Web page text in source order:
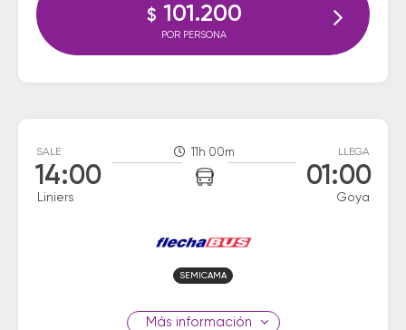
$ 101.200
POR PERSONA
SALE
14:00
Liniers
11h 00m LLEGA
01:00
Goya
SEMICAMA
información